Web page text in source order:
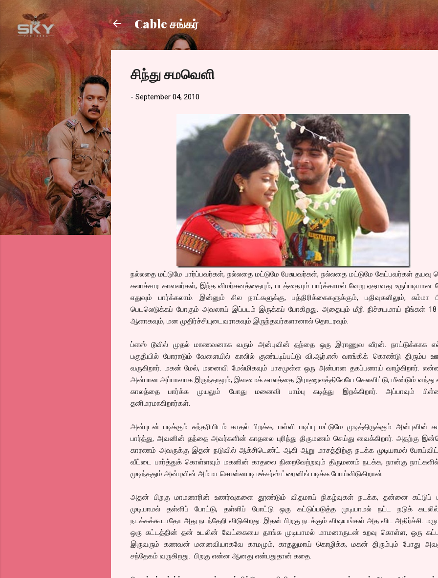
Skip to main content
Cable சங்கர்
சிந்து சமவெளி
- September 04, 2010
நல்லதை மட்டுமே பார்ப்பவர்கள், நல்லதை மட்டுமே பேசுபவர்கள், நல்லதை மட்டுமே கேட்பவர்கள் தயவு
கலாச்சார காவலர்கள், இந்த விமர்சனத்தையும், படத்தையும் பார்க்காமல் வேறு ஏதாவது
எதுவும் பார்க்கலாம். இன்னும் சில நாட்களுக்கு, பத்திரிக்கைகளுக்கும், பதிவுகளிலும், சும்மா
பெடலெடுக்கப் போகும் அவலாய் இப்படம் இருக்கப் போகிறது. அதையும் மீறி நிச்சயமாய் நீங்கள்
ஆளாகவும், மன முதிர்ச்சியுடைவராகவும் இருந்தவர்களானால் தொடரவும்.
ப்ளஸ் டூவில் முதல் மாணவனாக வரும் அன்புவின் தந்தை ஒரு இராணுவ வீரன். நாட்டுக்காக
பகுதியில் போராடும் வேளையில் காலில் குண்டடிப்பட்டு வி.ஆர்.எஸ் வாங்கிக் கொண்டு திரும்ப
வருகிறார். மகன் மேல், மனைவி மேல்மிகவும் பாசமுள்ள ஒரு அன்பான தகப்பனாய் வாழ்கிறார்.
அன்பான அப்பாவாக இருந்தாலும், இளமைக் காலத்தை இராணுவத்திலேயே செலவிட்டு, மீண்டும் வந்து
காலத்தை பார்க்க முயலும் போது மனைவி பாம்பு கடித்து இறக்கிறார். அப்பாவும்
தனிமரமாகிறார்கள்.
அன்புடன் படிக்கும் சுந்தரியிடம் காதல் பிறக்க, பள்ளி படிப்பு மட்டுமே முடித்திருக்கும் அன்புவின்
பார்த்து, அவனின் தந்தை அவர்களின் காதலை புரிந்து திருமணம் செய்து வைக்கிறார். அதற்கு
காரணம் அவருக்கு இதன் நடுவில் ஆக்சிடெண்ட் ஆகி ஆறு மாசத்திற்கு நடக்க முடியாமல்
வீட்டை பார்த்துக் கொள்ளவும் மகனின் காதலை நிறைவேற்றவும் திருமணம் நடக்க, நான்கு
முடிந்ததும் அன்புவின் அம்மா சொன்னபடி டீச்சர்ஸ் ட்ரைனிங் படிக்க போய்விடுகிறான்.
அதன் பிறகு மாமனாரின் உணர்வுகளை தூண்டும் விதமாய் நிகழ்வுகள் நடக்க, தன்னை கட்டுப்
முடியாமல் தள்ளிப் போட்டு, தள்ளிப் போட்டு ஒரு கட்டுப்படுத்த முடியாமல் நட்ட நடுக்
நடக்கக்கூடாதோ அது நடந்தேறி விடுகிறது. இதன் பிறகு நடக்கும் விஷயங்கள் அத விட அதிர்ச்சி.
ஒரு கட்டத்தின் தன் உடலின் வேட்கையை தாங்க முடியாமல் மாமனாருடன் உறவு கொள்ள, ஒரு
இருவரும் கணவன் மனைவியாகவே காமமும், காதலுமாய் கொழிக்க, மகன் திரும்பும் போது
சந்தேகம் வருகிறது. பிறகு என்ன ஆனது என்பதுதான் கதை.